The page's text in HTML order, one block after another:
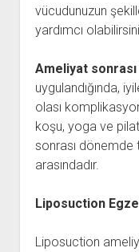
vücudunuzun
yardımcı
Ameliyat
uygulandığında,
olası
koşu, yoga ve
sonrası
arasındadır.
Liposuction
Liposuction